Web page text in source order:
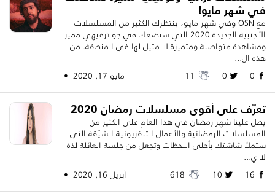
في شهر مايو!
مع OSN وفي شهر مايو، ينتظرك الكثير من المسلسلات
الأجنبية الجديدة 2020 التي ستضعك في جو ترفيهي مميز
ومشاهدة متواصلة ومتميزة لا مثيل لها في المنطقة. من
هذه ال...
مايو 17, 2020 •
تعرّف على أقوى مسلسلات رمضان 2020
يطل علينا شهر رمضان في هذا العام على الكثير من
المسلسلات الرمضانية والأعمال التلفزيونية الشيّقة التي
ستملأ شاشتك بأحلى اللحظات وتجعل من جلسة العائلة لذة
لا ي...
أبريل 16, 2020 •